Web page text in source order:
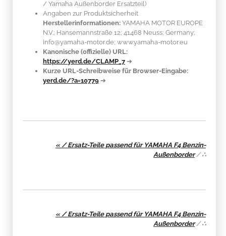
/ Yamaha Außenborder Ersatzteil)
Angaben zur Produktsicherheit
Herstellerinformationen: YAMAHA MOTOR EUROPE
N.V.; Hansemannstraße 12; 41468 Neuss; Germany;
info@yamaha-motor.de; www.yamaha-motor.eu
Kanonische (offizielle) URL:
https://yerd.de/CLAMP_7 ➔
Kurze URL-Schreibweise für Browser-Eingabe:
yerd.de/?a=10779 ➔
« / Ersatz-Teile passend für YAMAHA F4 Benzin-
Außenborder/∴
« / Ersatz-Teile passend für YAMAHA F4 Benzin-
Außenborder/∴